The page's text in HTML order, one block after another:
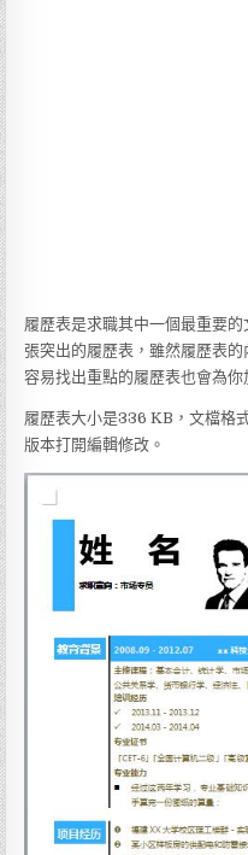
履歷表是求職其中一個最重要
張突出的履歷表，雖然履歷表
容易找出重點的履歷表也會為你
履歷表大小是336 KB，文檔格
版本打開編輯修改。